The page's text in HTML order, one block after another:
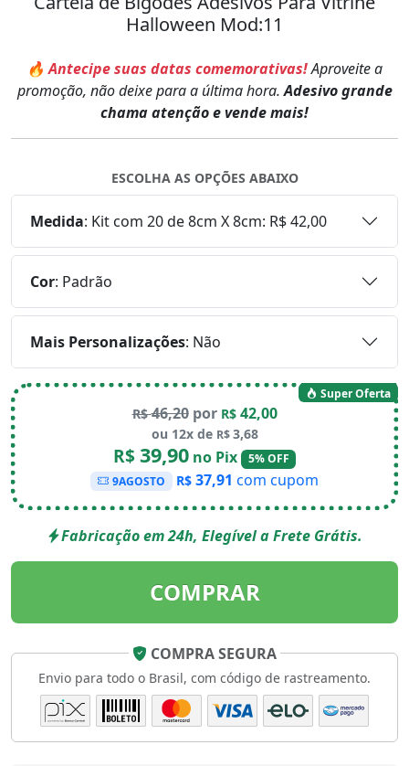
Halloween Mod:11
🔥 Antecipe suas datas comemorativas!Aproveite a
promoção, não deixe para a última hora.Adesivo grande
chama atenção e vende mais!
ESCOLHA AS OPÇÕES ABAIXO
Medida: Kit com 20 de 8cm X 8cm: R$ 42,00
Cor: Padrão
Mais Personalizações: Não
Super Oferta
R$46,20por R$ 42,00
ou 12x de R$3,68
R$39,90no Pix
5% OFF
9AGOSTO
R$ 37,91 com cupom
Fabricação em 24h, Elegível a Frete Grátis.
COMPRAR
COMPRA SEGURA
Envio para todo o Brasil, com código de rastreamento.